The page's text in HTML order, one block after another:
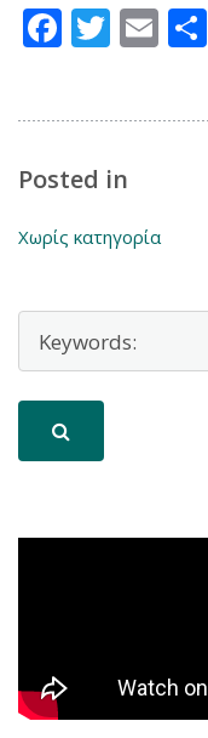
Facebook
Posted in
Χωρίς κατηγορία